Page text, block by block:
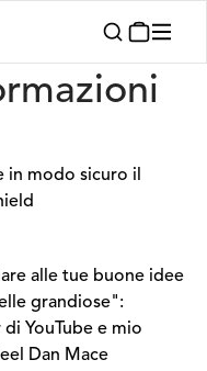
in modo sicuro il
alle tue buone idee
grandiose":
di YouTube e mio
Dan Mace